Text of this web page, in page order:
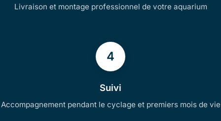
Livraison et montage professionnel de votre aquarium
4
Suivi
Accompagnement pendant le cyclage et premiers mois de vie